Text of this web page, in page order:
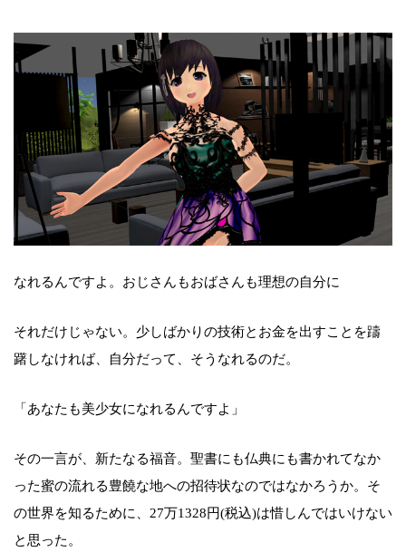
なれるんですよ。おじさんもおばさんも理想の自分に
それだけじゃない。少しばかりの技術とお金を出すことを躊
躇しなければ、自分だって、そうなれるのだ。
「あなたも美少女になれるんですよ」
その一言が、新たなる福音。聖書にも仏典にも書かれてなか
った蜜の流れる豊饒な地への招待状なのではなかろうか。そ
の世界を知るために、27万1328円(税込)は惜しんではいけない
と思った。